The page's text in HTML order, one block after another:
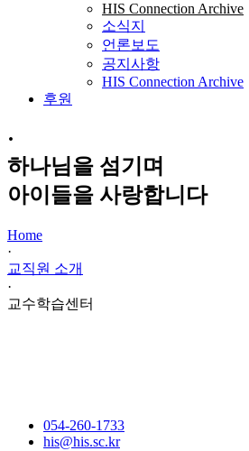
HIS Connection Archive
소식지
언론보도
공지사항
HIS Connection Archive
후원
·
하나님을 섬기며
아이들을 사랑합니다
Home
·
교직원 소개
·
교수학습센터
054-260-1733
his@his.sc.kr